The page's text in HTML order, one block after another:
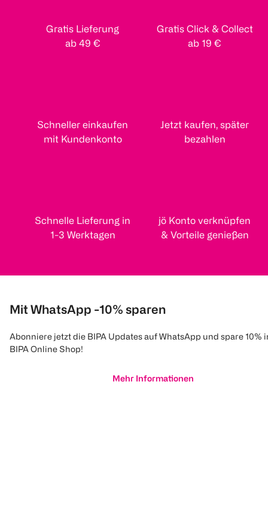
Gratis Lieferung
ab 49 €
Gratis Click & Collect
ab 19 €
Schneller einkaufen
mit Kundenkonto
Jetzt kaufen, später
bezahlen
Schnelle Lieferung in
1-3 Werktagen
jö Konto verknüpfen
& Vorteile genießen
Mit WhatsApp -10% sparen
Abonniere jetzt die BIPA Updates auf WhatsApp und spare 10%
BIPA Online Shop!
Mehr Informationen